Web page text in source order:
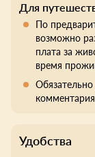
Для
По
возможно
плата за
время
Удобства